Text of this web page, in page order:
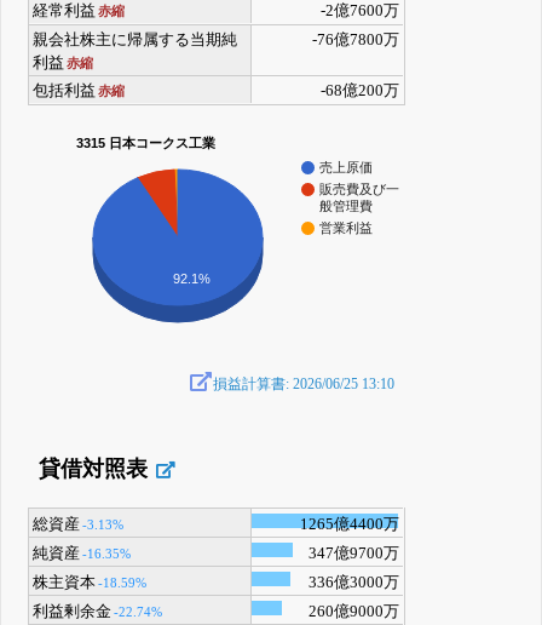
経常利益 赤縮
-2億7600万
親会社株主に帰属する当期純
利益 赤縮
-76億7800万
包括利益 赤縮 -68億200万
3315 日本コークス工業
売上原価
販売費及び一
般管理費
営業利益
92.1%
損益計算書: 2026/06/25 13:10
貸借対照表
総資産-3.13%
1265億4400万
純資産-16.35%
347億9700万
株主資本-18.59%
336億3000万
利益剰余金-22.74% 260億9000万